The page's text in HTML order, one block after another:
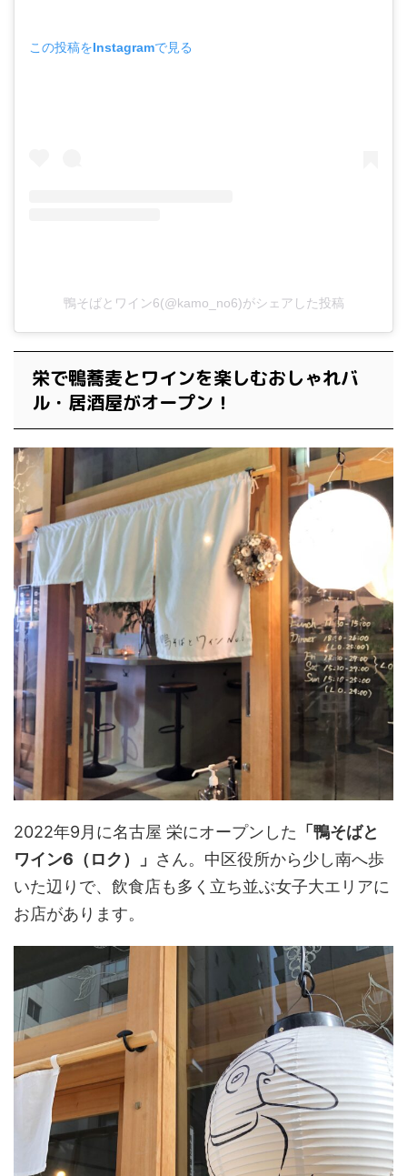
この投稿をInstagramで見る
鴨そばとワイン6(@kamo_no6)がシェアした投稿
栄で鴨蕎麦とワインを楽しむおしゃれバ
ル・居酒屋がオープン！
2022年9月に名古屋 栄にオープンした 「鴨そばと
ワイン6（ロク）」 さん。中区役所から少し南へ歩
いた辺りで、飲食店も多く立ち並ぶ女子大エリアに
お店があります。